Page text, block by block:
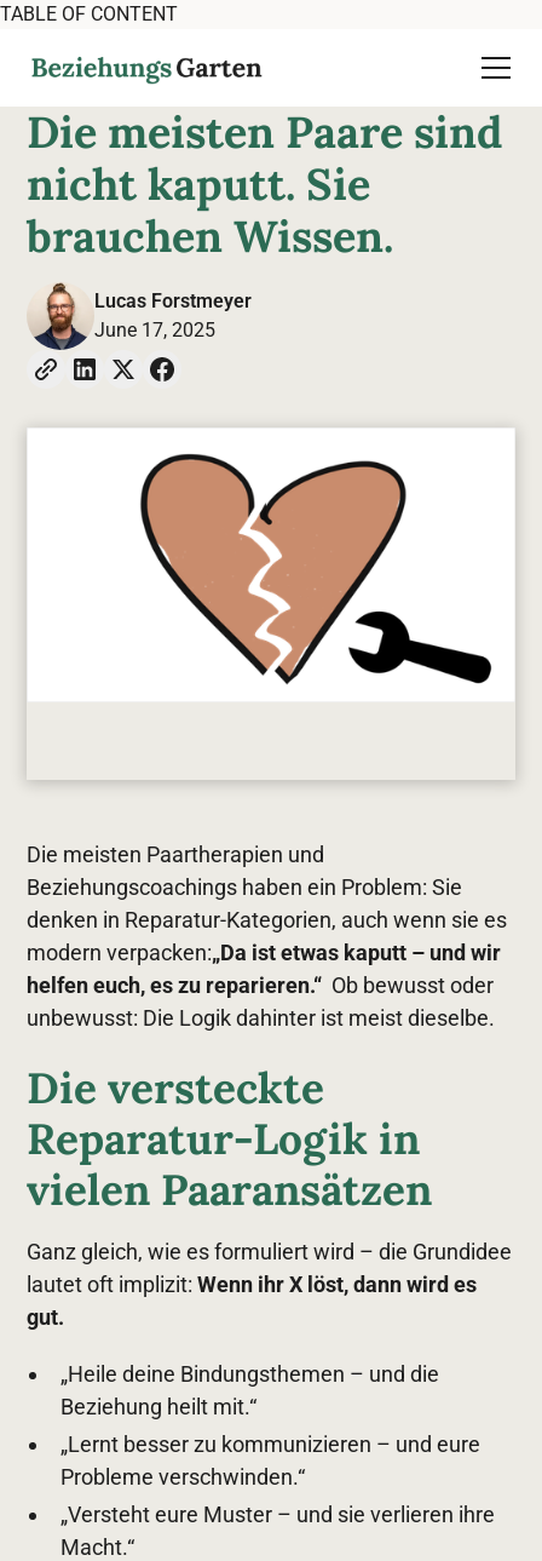
TABLE OF CONTENT
Die meisten Paare sind
nicht kaputt. Sie
brauchen Wissen.
Lucas Forstmeyer
June 17, 2025
Die meisten Paartherapien und
Beziehungscoachings haben ein Problem: Sie
denken in Reparatur-Kategorien, auch wenn sie es
modern verpacken:„Da ist etwas kaputt – und wir
helfen euch, es zu reparieren.“ Ob bewusst oder
unbewusst: Die Logik dahinter ist meist dieselbe.
Die versteckte
Reparatur-Logik in
vielen Paaransätzen
Ganz gleich, wie es formuliert wird – die Grundidee
lautet oft implizit:Wenn ihr X löst, dann wird es
gut.
„Heile deine Bindungsthemen – und die
Beziehung heilt mit.“
„Lernt besser zu kommunizieren – und eure
Probleme verschwinden.“
„Versteht eure Muster – und sie verlieren ihre
Macht.“